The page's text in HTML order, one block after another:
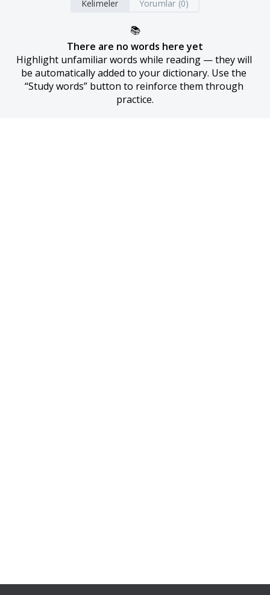
Kelimeler Yorumlar (0)
📚
There are no words here yet
Highlight unfamiliar words while reading — they will
be automatically added to your dictionary. Use the
“Study words” button to reinforce them through
practice.